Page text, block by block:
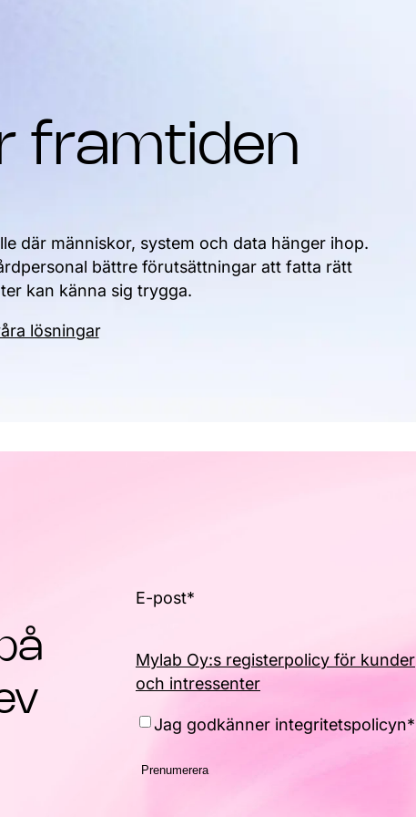
framtiden
där människor, system och data hänger ihop.
bättre förutsättningar att fatta rätt
kan känna sig trygga.
lösningar
E-post*
Mylab Oy:s registerpolicy för kunder
och intressenter
Consent*
Jag godkänner integritetspolicyn*